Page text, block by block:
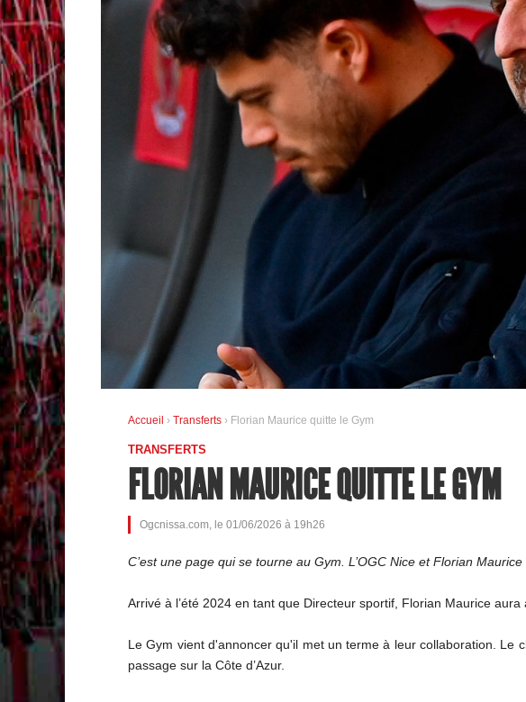
Accueil › Transferts › Florian Maurice quitte le Gym
TRANSFERTS
FLORIAN MAURICE QUITTE LE GYM
Ogcnissa.com, le 01/06/2026 à 19h26
C’est une page qui se tourne au Gym. L’OGC Nice et Florian
Arrivé à l’été 2024 en tant que Directeur sportif, Florian Maurice
Le Gym vient d'annoncer qu'il met un terme à leur collaboration. Le
passage sur la Côte d’Azur.